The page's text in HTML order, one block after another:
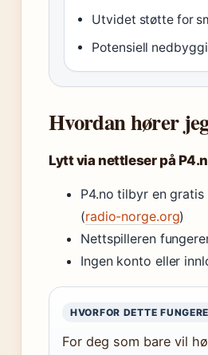
Utvidet støtte for
Potensiell
Hvordan hører
Lytt via nettleser på
P4.no tilbyr en
(radio-norge.org)
Nettspilleren
Ingen konto eller
HVORFOR DETTE
For deg som bare vil